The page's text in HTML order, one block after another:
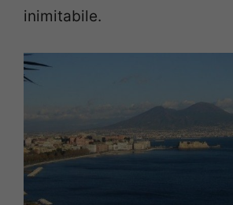
inimitabile.